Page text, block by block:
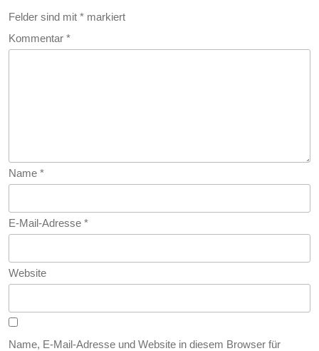
Felder sind mit * markiert
Kommentar *
Name *
E-Mail-Adresse *
Website
Name, E-Mail-Adresse und Website in diesem Browser für